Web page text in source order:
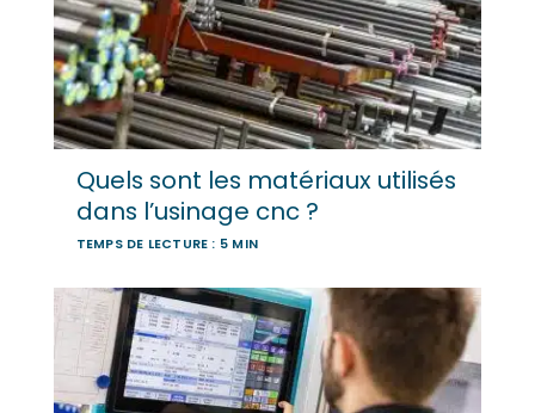
Quels sont les matériaux utilisés
dans l’usinage cnc ?
TEMPS DE LECTURE : 5 MIN